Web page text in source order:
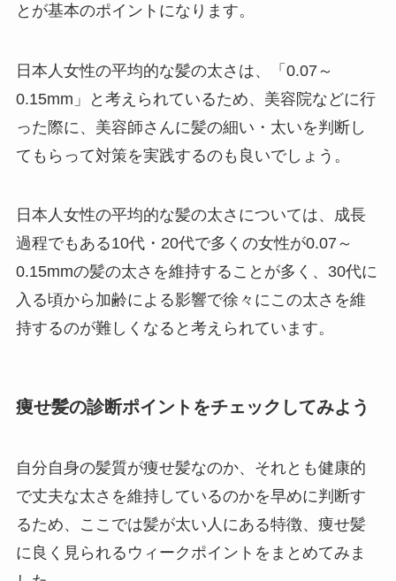
とが基本のポイントになります。
日本人女性の平均的な髪の太さは、「0.07～
0.15mm」と考えられているため、美容院などに行
った際に、美容師さんに髪の細い・太いを判断し
てもらって対策を実践するのも良いでしょう。
日本人女性の平均的な髪の太さについては、成長
過程でもある10代・20代で多くの女性が0.07～
0.15mmの髪の太さを維持することが多く、30代に
入る頃から加齢による影響で徐々にこの太さを維
持するのが難しくなると考えられています。
痩せ髪の診断ポイントをチェックしてみよう
自分自身の髪質が痩せ髪なのか、それとも健康的
で丈夫な太さを維持しているのかを早めに判断す
るため、ここでは髪が太い人にある特徴、痩せ髪
に良く見られるウィークポイントをまとめてみま